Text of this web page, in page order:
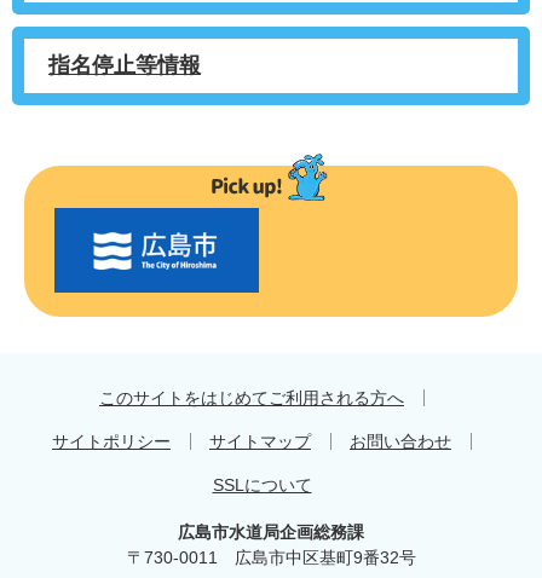
指名停止等情報
このサイトをはじめてご利用される方へ
サイトポリシー サイトマップ お問い合わせ
SSLについて
広島市水道局企画総務課
〒730-0011 広島市中区基町9番32号